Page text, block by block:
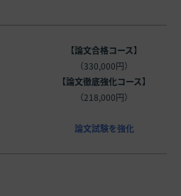
【論文合格コース】
（330,000円）
【論文徹底強化コース】
（218,000円）
論文試験を強化